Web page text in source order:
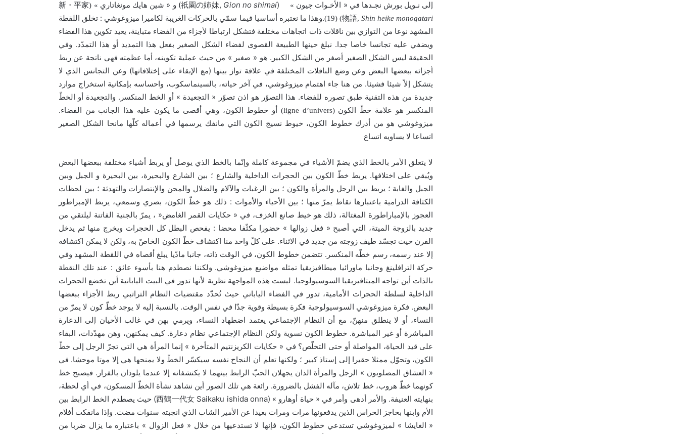
إلى نـويل بورش نجـدها في « الأخـوات جيون » (
祇園の姉妹, Gion no shimai
) و « شين هايك مونغاتاري » (新・平家
物語,Shin heike monogatari
) (19)
.وهذا ما نعتبره أساسيا فيما سمّي بالحركات الغريبة لكاميرا ميزوغوشي :تخلق اللقطة
المشهد نوعا من التوازي بين ناقلات ذات اتجاهات مختلفة فتشكل ارتباطا لأجزاء من الفضاء متباينة، يعيد تكوين هذا الفضاء
ويضفي عليه تجانسا خاصا جدا . نبلغ حينها الطبيعة القصوى لفضاء الشكل الصغير بفعل هذا التمديد أو هذا التمدّد. وفي
الحقيقة ليس الشكل الصغير أصغر من الشكل الكبير . هو « صغير » من حيث عملية تكوينه، أما عظمته فهي ناتجة عن ربط
أجزائه ببعضها البعض وعن وضع الناقلات المختلفة في علاقة تواز بينها (مع الإبقاء على إختلافاتها) وعن التجانس الذي لا
يتشكل إلاّ شيئا فشيئا. من هنا جاء اهتمام ميزوغوشي، في آخر حياته، بالسينماسكوب، واحساسه بإمكانية استخراج موارد
جديدة من هذه التقنية طبق تصوره للفضاء. هذا التصوّر هو اذن تصوّر « التجعيدة » أو الخط المنكسر . والتجعيدة أو الخطّ
المنكسر هو علامة خطّ الكون (ligne d’univers) أو خطوط الكون، وهي أقصى ما يكون عليه هذا الجانب من الفضاء.
ميزوغوشي هو من أدرك خطوط الكون، خيوط نسيج الكون التي مانفك يرسمها في أعماله كلّها مانحا الشكل الصغير
اتساعا لا يساويه اتساع
لا يتعلق الأمر بالخط الذي يضمّ الأشياء في مجموعة كاملة وإنّما بالخط الذي يوصل أو يربط أشياء مختلفة ببعضها البعض
ويُبقي على اختلافها. يربط خطّ الكون بين الحجرات الداخلية والشارع ؛ بين الشارع والبحيرة، بين البحيرة و الجبل وبين
الجبل والغابة ؛ يربط بين الرجل والمرأة والكون ؛ بين الرغبات والآلام والضلال والمحن والإنتصارات والتهدئة ؛ بين لحظات
الكثافة الدرامية باعتبارها نقاط يمرّ منها ؛ بين الأحياء والأموات : ذلك هو خطّ الكون، بصري وسمعي، يربط الإمبراطور
العجوز بالإمباراطورة المغتالة، ذلك هو خيط صانع الخزف، في « حكايات القمر الغامض« ، يمرّ بالجنية الفاتنة ليلتقي من
جديد بالزوجة الميتة، التي أصبح « فعل زوالها » حضورا مكثّفا محضا : يفحص البطل كل الحجرات ويخرج منها ثم يدخل
الفرن حيث تجسّد طيف زوجته من جديد في الاثناء. على كلّ واحد منا اكتشاف خطّ الكون الخاصّ به، ولكن لا يمكن اكتشافه
إلا عند رسمه، رسم خطّه المنكسر . تتضمن خطوط الكون، في الوقت ذاته، جانبا مادّيا يبلغ أقصاه في اللقطة المشهد وفي
حركة الترافلينغ وجانبا ماورائيا ميطافيزيقيا تمثله مواضيع ميزوغوشي. ولكننا نصطدم هنا بأسوء عائق : عند تلك النقطة
بالذات أين تواجه الميتافيريقيا السوسيولوجيا. ليست هذه المواجهة نظرية لأنها تدور في البيت اليابانية أين تخضع الحجرات
الداخلية لسلطة الحجرات الأمامية، تدور في الفضاء الياباني حيث تُحدّد مقتضيات النظام التراتبي ربط الأجزاء ببعضها
البعض. فكرة ميزوغوشي السوسيولوجية فكرة بسيطة وقوية جدّا في نفس الوقت. بالنسبة إليه لا يوجد خطّ كون لا يمرّ من
النساء، أو لا ينطلق منهنّ، مع أن النظام الإجتماعي يعتمد اضطهاد النساء، ويرمي بهن في غالب الأحيان إلى الدعارة
المباشرة أو غير المباشرة. خطوط الكون نسوية ولكن النظام الإجتماعي نظام دعارة.كيف يمكنهن، وهن مهدّدات، البقاء
على قيد الحياة، المواصلة أو حتى التخلّص؟ في « حكايات الكريزنتيم المتأخرة »
إنما المرأة هي التي تجرّ الرجل إلى خطّ
الكون، وتحوّل ممثلا حقيرا إلى إستاذ كبير ؛ ولكنها تعلم أن النجاح نفسه سيكسّر الخطّ ولا يمنحها هي إلا موتا موحشا. في
« العشاق المصلوبون » الرجل والمرأة الذان يجهلان الحبّ الرابط بينهما لا يكتشفانه إلا عندما يلوذان بالفرار . فيصبح خط
كونهما خطّ هروب، خط تلاش، مآله الفشل بالضرورة. رائعة هي تلك الصور أين نشاهد نشأة الخطّ المسكون، في أي لحظة،
بنهايته العنيفة. والأمر أدهى وأمر في « حياة أوهارو » (西鶴一代女 Saikaku ishida onna)
حيث يصطدم الخط الرابط بين
الأم وابنها بحاجز الحراس الذين يدفعونها مرات ومرات بعيدا عن الأمير الشاب الذي انجبته سنوات مضت. وإذا مانفكت أفلام
« الغايشا » لميزوغوشي تستدعي خطوط الكون، فإنها لا تستدعيها من خلال « فعل الزوال » باعتباره ما يزال ضربا من